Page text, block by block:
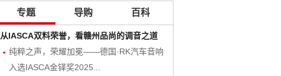
专题 导购 百科
从IASCA双料荣誉，看赣州品尚的调音之道
纯粹之声，荣耀加冕——德国·RK汽车音响
入选IASCA金铎奖2025...